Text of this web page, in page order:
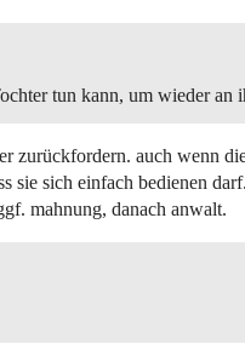
tun kann, um wieder an
zurückfordern. auch wenn
sie sich einfach bedienen darf.
mahnung, danach anwalt.